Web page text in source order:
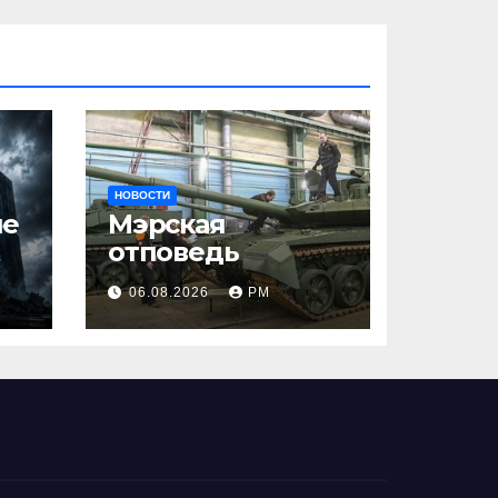
НОВОСТИ
Мэрская
отповедь
06.08.2026 РМ